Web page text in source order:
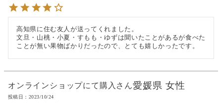
高知県に住む友人が送ってくれました。
文旦・山桃・小夏・すもも・ゆずは聞いたことがあるが食べた
ことが無い果物ばかりだったので、とても嬉しかったです。
オンラインショップにて購入 愛媛県 女性
投稿日 2023/10/24